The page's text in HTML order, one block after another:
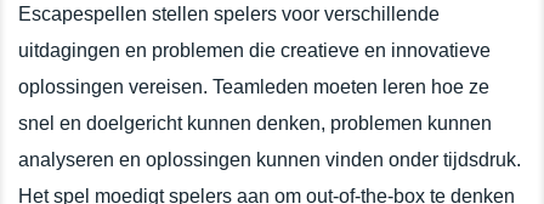
Escapespellen stellen spelers voor verschillende
uitdagingen en problemen die creatieve en innovatieve
oplossingen vereisen. Teamleden moeten leren hoe ze
snel en doelgericht kunnen denken, problemen kunnen
analyseren en oplossingen kunnen vinden onder tijdsdruk.
Het spel moedigt spelers aan om out-of-the-box te denken